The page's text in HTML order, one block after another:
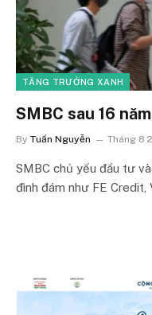
TĂNG TRƯỞNG XANH
SMBC sau 16
By Tuấn Nguyễn Tháng 8
SMBC chủ yếu đầu tư
đình đám như FE Credit,